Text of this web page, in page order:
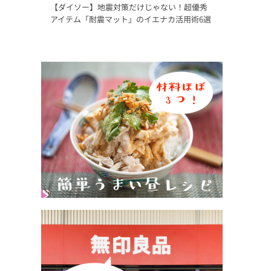
【ダイソー】地震対策だけじゃない！超優秀
アイテム「耐震マット」のイエナカ活用術6選